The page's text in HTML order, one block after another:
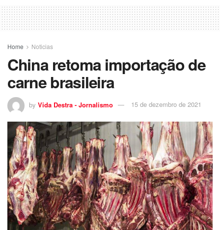
Home Noticias
China retoma importação de
carne brasileira
by Vida Destra - Jornalismo 15 de dezembro de 2021